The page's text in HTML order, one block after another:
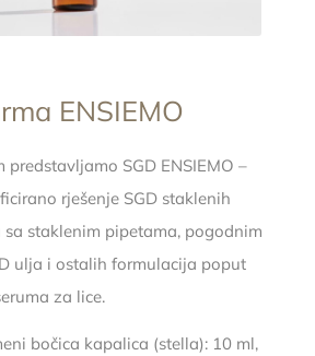
ENSIEMO
predstavljamo SGD ENSIEMO –
rješenje SGD staklenih
staklenim pipetama, pogodnim
ulja i ostalih formulacija poput
za lice.
bočica kapalica (stella): 10 ml,